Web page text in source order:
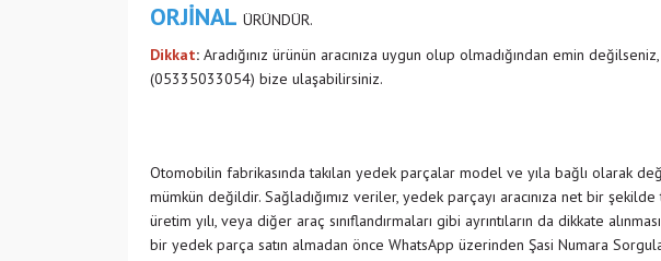
ORJİNAL ÜRÜNDÜR.
Dikkat: Aradığınız ürünün aracınıza uygun olup olmadığından emin
(05335033054) bize ulaşabilirsiniz.
Otomobilin fabrikasında takılan yedek parçalar model ve yıla bağlı olarak
mümkün değildir. Sağladığımız veriler, yedek parçayı aracınıza net bir
üretim yılı, veya diğer araç sınıflandırmaları gibi ayrıntıların da dikkate
bir yedek parça satın almadan önce WhatsApp üzerinden Şasi Numara